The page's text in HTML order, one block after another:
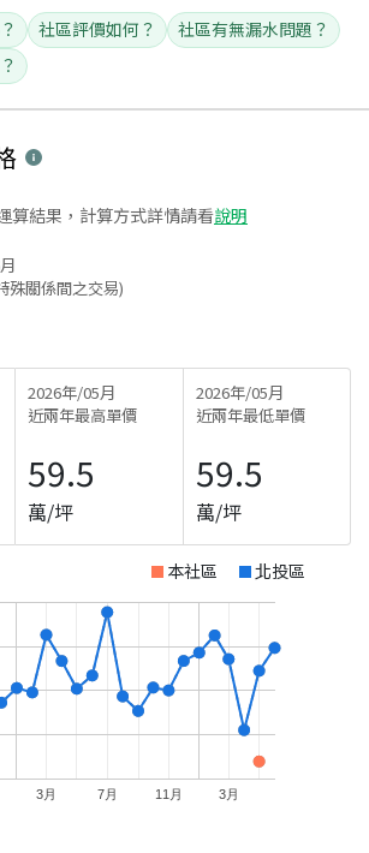
社區評價如何？
社區有無漏水問題？
算結果，計算方式詳情請看說明
殊關係間之交易)
2026年/05月
近兩年最高單價
59.5
萬/坪
2026年/05月
近兩年最低單價
59.5
萬/坪
本社區 北投區
3月 7月 11月 3月